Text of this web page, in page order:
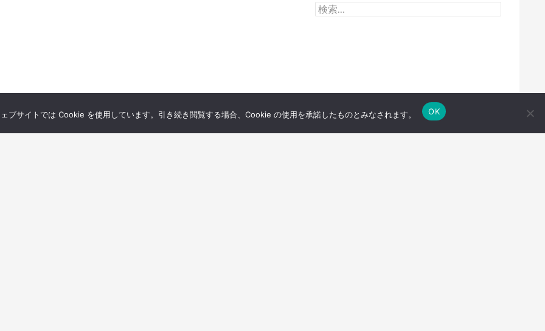
検
索:
ブサイトでは Cookie を使用しています。引き続き閲覧する場合、Cookie の使用を承諾したものとみなされます。 OK